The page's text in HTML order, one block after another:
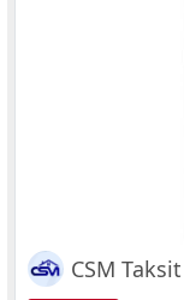
CSM Taksit